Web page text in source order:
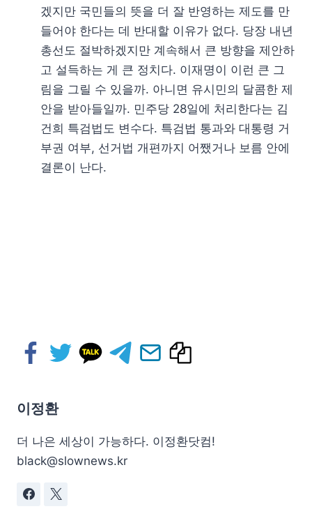
겠지만 국민들의 뜻을 더 잘 반영하는 제도를 만
들어야 한다는 데 반대할 이유가 없다. 당장 내년
총선도 절박하겠지만 계속해서 큰 방향을 제안하
고 설득하는 게 큰 정치다. 이재명이 이런 큰 그
림을 그릴 수 있을까. 아니면 유시민의 달콤한 제
안을 받아들일까. 민주당 28일에 처리한다는 김
건희 특검법도 변수다. 특검법 통과와 대통령 거
부권 여부, 선거법 개편까지 어쨌거나 보름 안에
결론이 난다.
이정환
더 나은 세상이 가능하다. 이정환닷컴!
black@slownews.kr